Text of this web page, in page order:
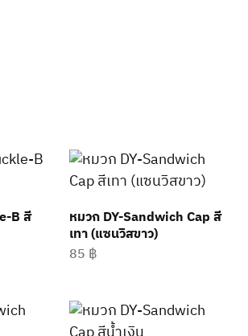
B สี หมวก DY-Sandwich Cap สี
เทา (แซนวิสขาว)
85 ฿